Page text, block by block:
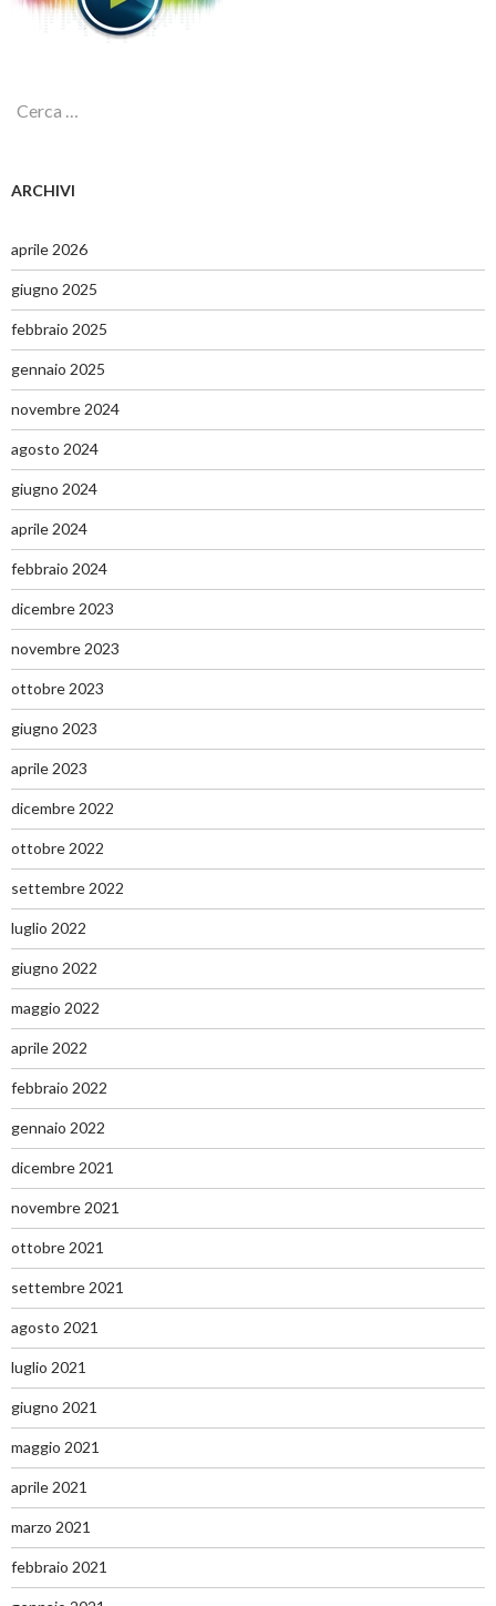
R
r
p
e
r
:
ARCHIVI
aprile 2026
giugno 2025
febbraio 2025
gennaio 2025
novembre 2024
agosto 2024
giugno 2024
aprile 2024
febbraio 2024
dicembre 2023
novembre 2023
ottobre 2023
giugno 2023
aprile 2023
dicembre 2022
ottobre 2022
settembre 2022
luglio 2022
giugno 2022
maggio 2022
aprile 2022
febbraio 2022
gennaio 2022
dicembre 2021
novembre 2021
ottobre 2021
settembre 2021
agosto 2021
luglio 2021
giugno 2021
maggio 2021
aprile 2021
marzo 2021
febbraio 2021